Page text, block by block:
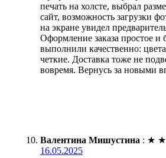
печать на холсте, выбрал
сайт, возможность загрузки
на экране увидел
Оформление заказа простое и
выполнили качественно:
четкие. Доставка тоже не
вовремя. Вернусь за новыми
Валентина Мишустина : ★ ★
16.05.2025